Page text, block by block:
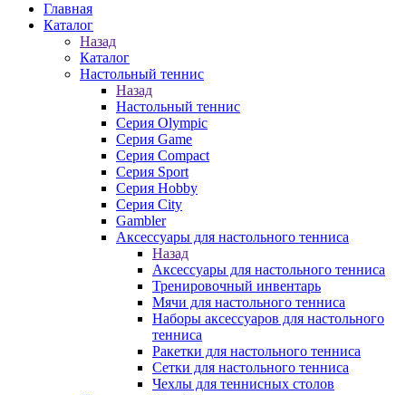
Главная
Каталог
Назад
Каталог
Настольный теннис
Назад
Настольный теннис
Серия Olympic
Серия Game
Серия Compact
Серия Sport
Серия Hobby
Серия City
Gambler
Аксессуары для настольного тенниса
Назад
Аксессуары для настольного тенниса
Тренировочный инвентарь
Мячи для настольного тенниса
Наборы аксессуаров для настольного
тенниса
Ракетки для настольного тенниса
Сетки для настольного тенниса
Чехлы для теннисных столов